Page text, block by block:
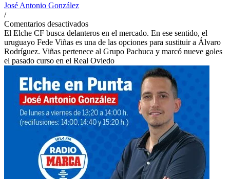
José Antonio González
/
Comentarios desactivados
El Elche CF busca delanteros en el mercado. En ese sentido, el
uruguayo Fede Viñas es una de las opciones para sustituir a Álvaro
Rodríguez. Viñas pertenece al Grupo Pachuca y marcó nueve goles
el pasado curso en el Real Oviedo